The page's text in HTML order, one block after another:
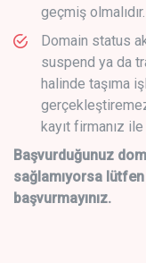
geçmiş olmalıdır.
Domain status
suspend ya da
halinde taşıma
kayıt firmanız
Başvurduğunuz
sağlamıyorsa
başvurmayınız.